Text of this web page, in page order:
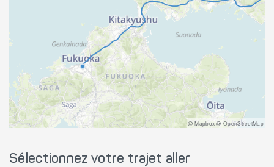
@ Mapbox @ OpenStreetMap
Sélectionnez votre trajet aller